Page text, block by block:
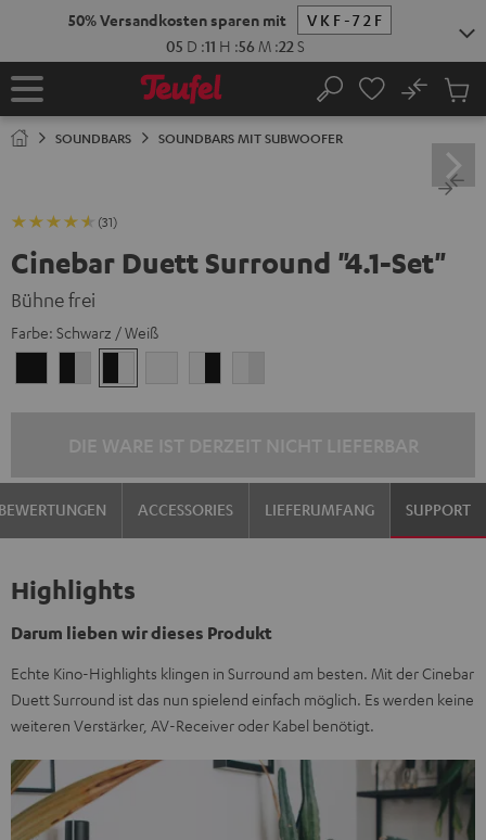
50% Versandkosten sparen mit
VKF-72F
05 D :11 H :56 M :21 S
Startseite Suche
No
SOUNDBARS SOUNDBARS MIT SUBWOOFER
(31)
Cinebar Duett Surround "4.1-Set"
Bühne frei
Farbe: Schwarz / Weiß
/
ACCESSORIES LIEFERUMFANG SUPPORT
Highlights
Darum lieben wir dieses Produkt
Echte Kino-Highlights klingen in Surround am besten. Mit der Cinebar
Duett Surround ist das nun spielend einfach möglich. Es werden keine
weiteren Verstärker, AV-Receiver oder Kabel benötigt.